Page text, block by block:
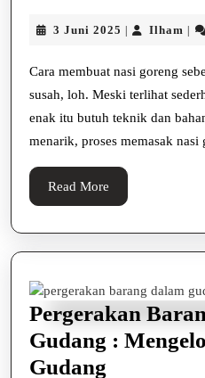
3 Juni 2025 3
Ilham
Cara membuat nasi goreng
susah, loh. Meski terlihat
enak itu butuh teknik dan
menarik, proses memasak nasi
Read More
More
Pergerakan
Gudang :
Gudang